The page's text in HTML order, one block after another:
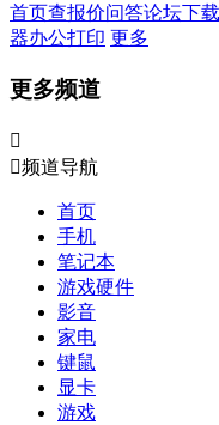
首页查报价问答论坛下载
器办公打印 更多
更多频道

频道导航
首页
手机
笔记本
游戏硬件
影音
家电
键鼠
显卡
游戏